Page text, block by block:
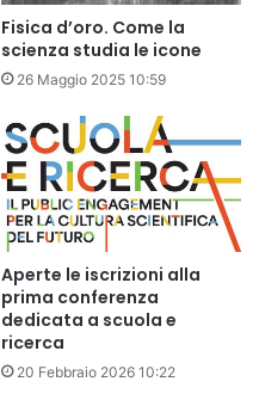
Fisica d’oro. Come la
scienza studia le icone
26 Maggio 2025 10:59
Aperte le iscrizioni alla
prima conferenza
dedicata a scuola e
ricerca
20 Febbraio 2026 10:22